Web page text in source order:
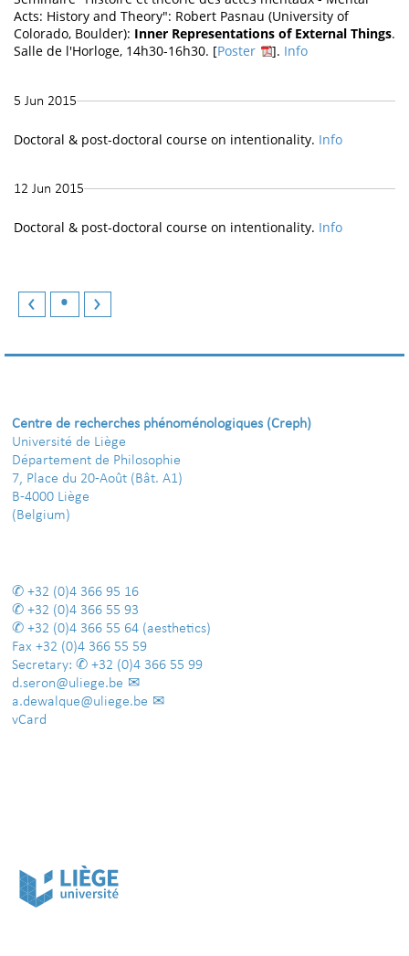
Acts: History and Theory": Robert Pasnau (University of
Colorado, Boulder): Inner Representations of External Things.
Salle de l'Horloge, 14h30-16h30. [Poster ]. Info
5 Jun 2015
Doctoral & post-doctoral course on intentionality. Info
12 Jun 2015
Doctoral & post-doctoral course on intentionality. Info
‹ • ›
Centre de recherches phénoménologiques (Creph)
Université de Liège
Département de Philosophie
7, Place du 20-Août (Bât. A1)
B-4000 Liège
(Belgium)
+32 (0)4 366 95 16
+32 (0)4 366 55 93
+32 (0)4 366 55 64 (aesthetics)
Fax +32 (0)4 366 55 59
Secretary:
+32 (0)4 366 55 99
d.seron@uliege.be
a.dewalque@uliege.be
vCard